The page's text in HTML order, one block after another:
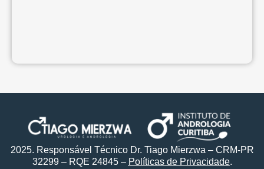
2025. Responsável Técnico Dr. Tiago Mierzwa – CRM-PR
32299 – RQE 24845 – Políticas de Privacidade.